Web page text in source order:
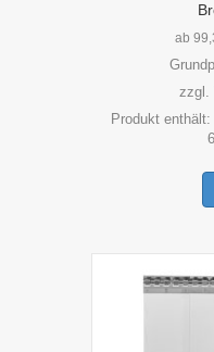
ab
zzgl.
Produkt enthält: